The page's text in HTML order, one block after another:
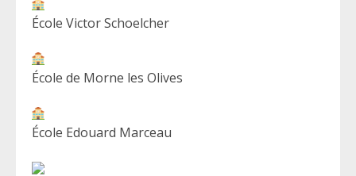
École Victor Schoelcher
École de Morne les Olives
École Edouard Marceau